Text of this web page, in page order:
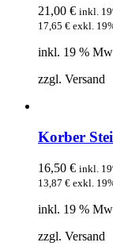
21,00 € inkl.
17,65 € exkl.
inkl. 19 %
zzgl. Versand
Korber
16,50 € inkl.
13,87 € exkl.
inkl. 19 %
zzgl. Versand